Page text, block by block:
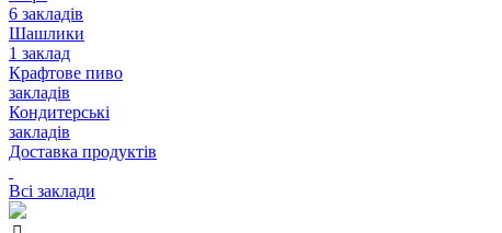
6 закладів
Шашлики
1 заклад
Крафтове пиво
закладів
Кондитерські
закладів
Доставка продуктів
Всі заклади